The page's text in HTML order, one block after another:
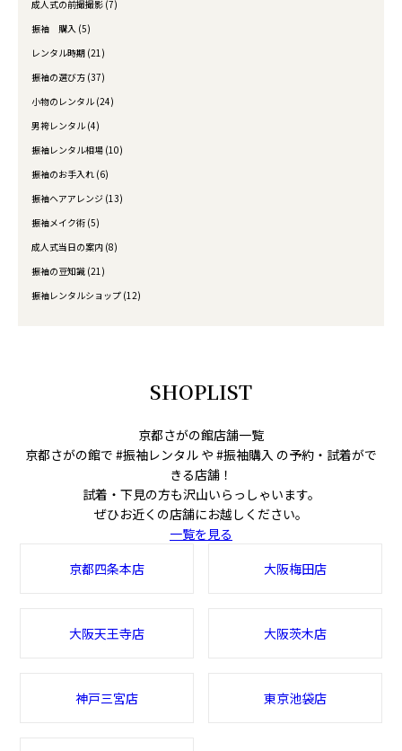
成人式の前撮撮影 (7)
振袖 購入 (5)
レンタル時期 (21)
振袖の選び方 (37)
小物のレンタル (24)
男袴レンタル (4)
振袖レンタル相場 (10)
振袖のお手入れ (6)
振袖ヘアアレンジ (13)
振袖メイク術 (5)
成人式当日の案内 (8)
振袖の豆知識 (21)
振袖レンタルショップ (12)
SHOPLIST
京都さがの館店舗一覧
京都さがの館で #振袖レンタル や #振袖購入 の予約・試着がで
きる店舗！
試着・下見の方も沢山いらっしゃいます。
ぜひお近くの店舗にお越しください。
一覧を見る
京都四条本店
大阪梅田店
大阪天王寺店 大阪茨木店
神戸三宮店 東京池袋店